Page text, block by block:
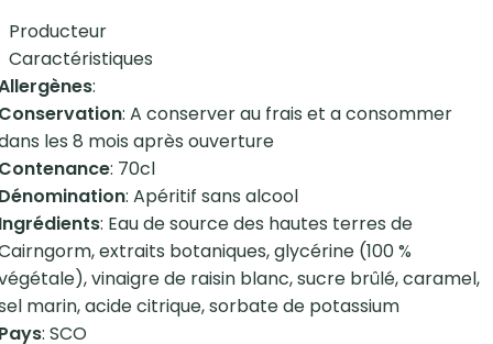
Producteur
Caractéristiques
:
: A conserver au frais et a consommer
les 8 mois après ouverture
: 70cl
: Apéritif sans alcool
: Eau de source des hautes terres de
extraits botaniques, glycérine (100 %
vinaigre de raisin blanc, sucre brûlé, caramel,
marin, acide citrique, sorbate de potassium
: SCO